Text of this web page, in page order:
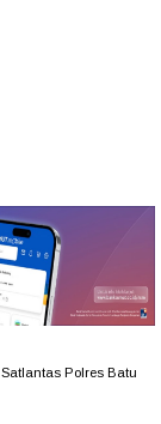
Satlantas Polres Batu